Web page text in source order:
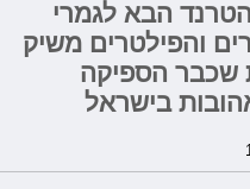
הבא לגמרי
והפילטרים משיק
שכבר הספיקה
בישראל